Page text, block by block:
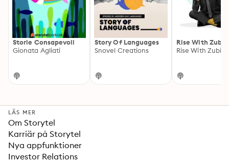
Storie Consapevoli
Gionata Agliati
Story Of Languages
Snovel Creations
Rise With Zubin
Rise With Zubin
LÄS MER
Om Storytel
Karriär på Storytel
Nya appfunktioner
Investor Relations